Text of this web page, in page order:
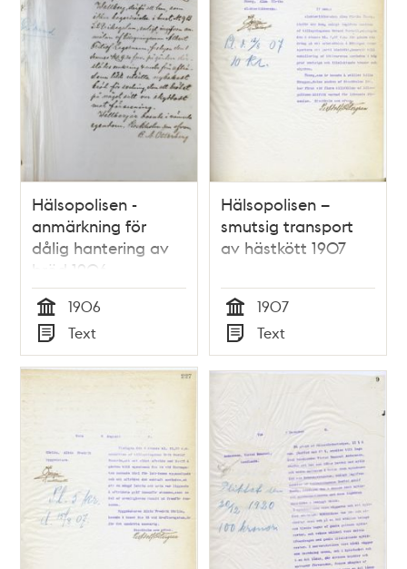
Hälsopolisen -
anmärkning för
dålig hantering av
bröd 1906
Tid
1906
Typ
Text
Hälsopolisen –
smutsig transport
av hästkött 1907
Tid
1907
Typ
Text